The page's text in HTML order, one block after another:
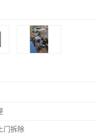
上门拆除